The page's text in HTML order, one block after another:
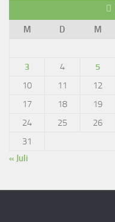
M
D M
3
4 5
10
11 12
17
18 19
24
25 26
31
« Juli